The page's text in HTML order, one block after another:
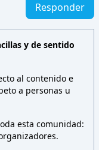
Responder
y de sentido
al contenido e
a personas u
esta comunidad: